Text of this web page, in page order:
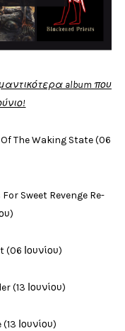
album που
The Waking State (06
Sweet Revenge Re-
(06 Ιουνίου)
(13 Ιουνίου)
Ιουνίου)